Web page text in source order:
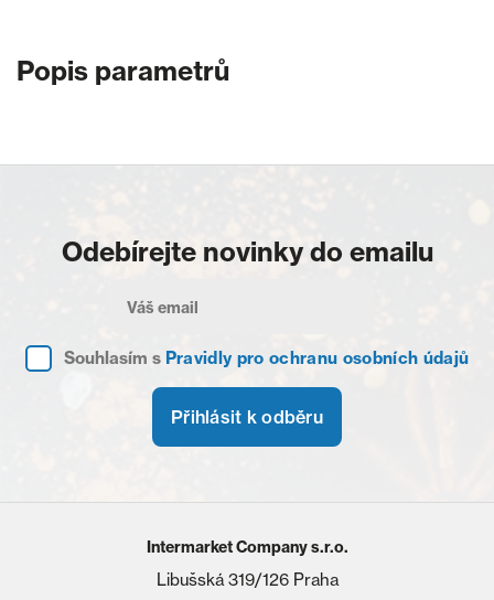
Popis parametrů
Odebírejte novinky do emailu
Souhlasím s Pravidly pro ochranu osobních údajů
Přihlásit k odběru
Intermarket Company s.r.o.
Libušská 319/126 Praha